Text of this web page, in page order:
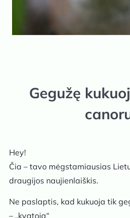
Gegužę
Hey!
Čia – tavo mėgstamiausias
draugijos naujienlaiškis.
Ne paslaptis, kad kukuoja tik
– „kvatoja“